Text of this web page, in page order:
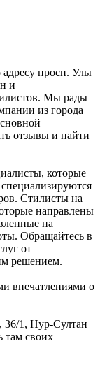
адресу просп. Улы
и
Мы рады
из города
отзывы и найти
которые
Стилисты на
направлены
на
Обращайтесь в
от
решением.
впечатлениями о
36/1, Нур-Султан
там своих